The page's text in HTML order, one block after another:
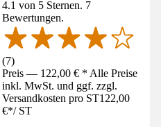
4.1 von 5 Sternen. 7
Bewertungen.
(7)
Preis — 122,00 € * Alle Preise
inkl. MwSt. und ggf. zzgl.
Versandkosten pro ST122,00
€*/ ST